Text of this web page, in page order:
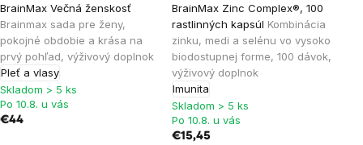
BrainMax Večná ženskosť
Brainmax sada pre ženy,
pokojné obdobie a krása na
prvý pohľad, výživový doplnok
Pleť a vlasy
Skladom > 5 ks
Po 10.8. u vás
€44
BrainMax Zinc Complex®, 100
rastlinných kapsúl Kombinácia
zinku, medi a selénu vo vysoko
biodostupnej forme, 100 dávok,
výživový doplnok
Imunita
hodnotenie
produktu
je
4,8
z
5
hviezdičiek.
Skladom > 5 ks
Po 10.8. u vás
€15,45